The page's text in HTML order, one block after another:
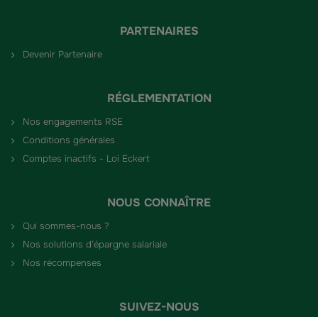
PARTENAIRES
Devenir Partenaire
RÉGLEMENTATION
Nos engagements RSE
Conditions générales
Comptes inactifs - Loi Eckert
NOUS CONNAÎTRE
Qui sommes-nous ?
Nos solutions d’épargne salariale
Nos récompenses
SUIVEZ-NOUS